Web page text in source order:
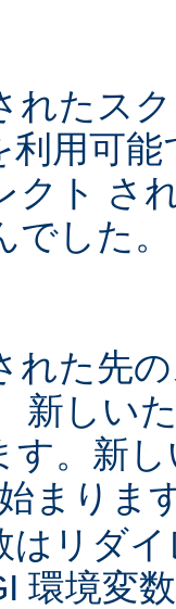
れたス
利用可
クト さ
した。
れた先
新しい
す。新
まりま
はリダ
環境変